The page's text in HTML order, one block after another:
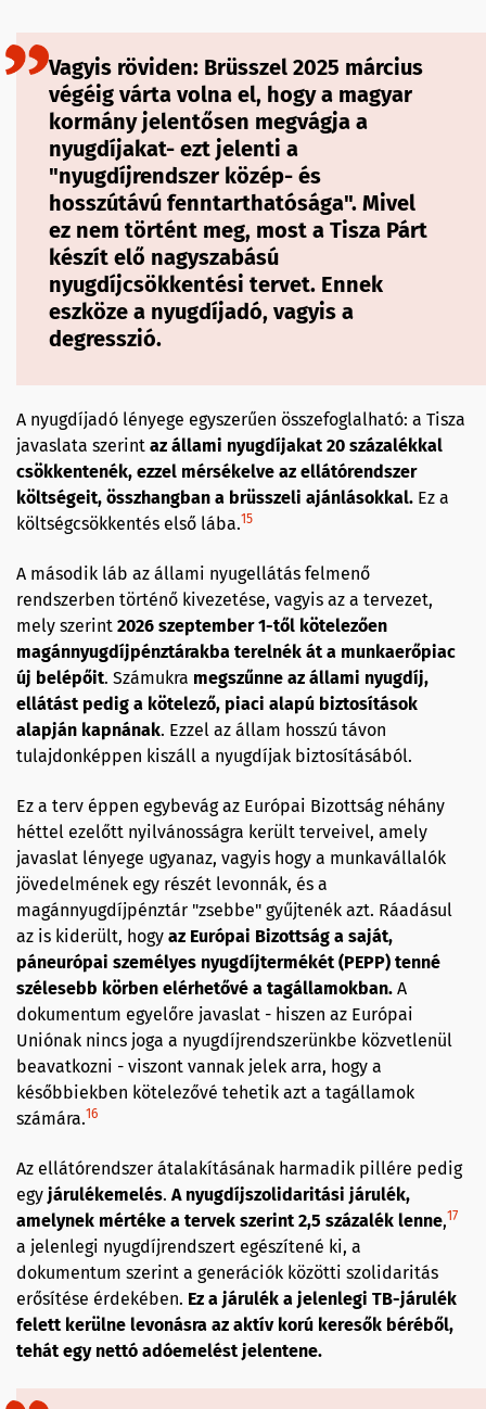
Vagyis röviden: Brüsszel 2025 március
végéig várta volna el, hogy a magyar
kormány jelentősen megvágja a
nyugdíjakat- ezt jelenti a
"nyugdíjrendszer közép- és
hosszútávú fenntarthatósága". Mivel
ez nem történt meg, most a Tisza Párt
készít elő nagyszabású
nyugdíjcsökkentési tervet. Ennek
eszköze a nyugdíjadó, vagyis a
degresszió.
A nyugdíjadó lényege egyszerűen összefoglalható: a Tisza
javaslata szerint az állami nyugdíjakat 20 százalékkal
csökkentenék, ezzel mérsékelve az ellátórendszer
költségeit, összhangban a brüsszeli ajánlásokkal. Ez a
költségcsökkentés első lába.15
A második láb az állami nyugellátás felmenő
rendszerben történő kivezetése, vagyis az a tervezet,
mely szerint 2026 szeptember 1-től kötelezően
magánnyugdíjpénztárakba terelnék át a munkaerőpiac
új belépőit. Számukra megszűnne az állami nyugdíj,
ellátást pedig a kötelező, piaci alapú biztosítások
alapján kapnának. Ezzel az állam hosszú távon
tulajdonképpen kiszáll a nyugdíjak biztosításából.
Ez a terv éppen egybevág az Európai Bizottság néhány
héttel ezelőtt nyilvánosságra került terveivel, amely
javaslat lényege ugyanaz, vagyis hogy a munkavállalók
jövedelmének egy részét levonnák, és a
magánnyugdíjpénztár "zsebbe" gyűjtenék azt. Ráadásul
az is kiderült, hogy az Európai Bizottság a saját,
páneurópai személyes nyugdíjtermékét (PEPP) tenné
szélesebb körben elérhetővé a tagállamokban. A
dokumentum egyelőre javaslat - hiszen az Európai
Uniónak nincs joga a nyugdíjrendszerünkbe közvetlenül
beavatkozni - viszont vannak jelek arra, hogy a
későbbiekben kötelezővé tehetik azt a tagállamok
számára.16
Az ellátórendszer átalakításának harmadik pillére pedig
egy járulékemelés. A nyugdíjszolidaritási járulék,
amelynek mértéke a tervek szerint 2,5 százalék lenne,17
a jelenlegi nyugdíjrendszert egészítené ki, a
dokumentum szerint a generációk közötti szolidaritás
erősítése érdekében. Ez a járulék a jelenlegi TB-járulék
felett kerülne levonásra az aktív korú keresők béréből,
tehát egy nettó adóemelést jelentene.